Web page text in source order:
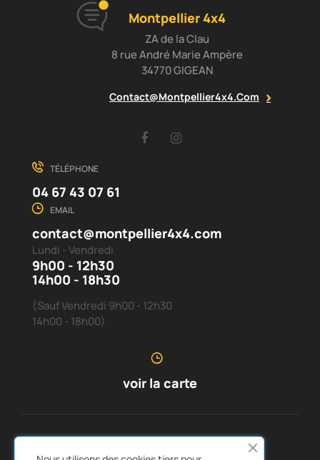
Montpellier 4x4
ZA de la Clau
8 rue André Marie Ampère
34770 GIGEAN
Contact@montpellier4x4.com
Facebook
TÉLÉPHONE
04 67 43 07 61
EMAIL
contact@montpellier4x4.com
Lundi - Vendredi
9h00 - 12h30
14h00 - 18h30
(Sauf Vendredi 9h00 - 12h30
14h00 - 18h00)
voir la carte
